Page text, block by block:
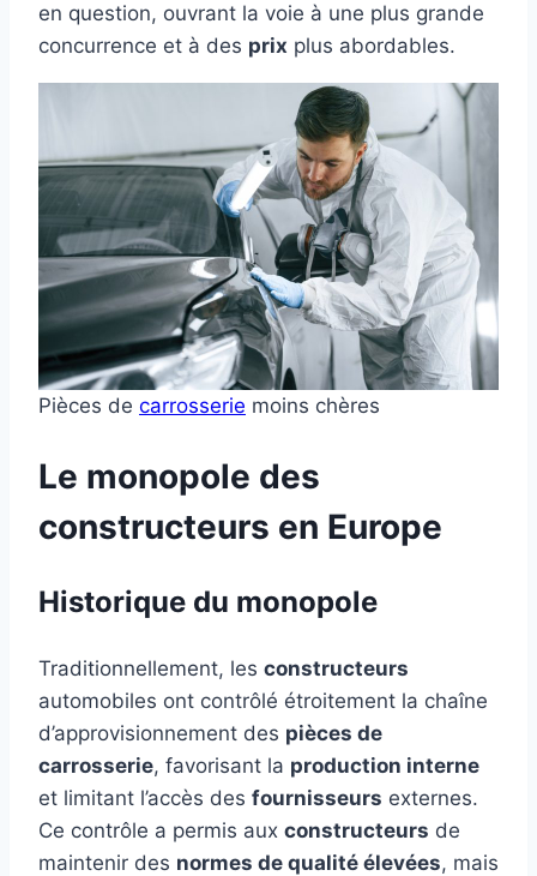
en question, ouvrant la voie à une plus grande
concurrence et à des prix plus abordables.
Pièces de carrosserie moins chères
Le monopole des
constructeurs en Europe
Historique du monopole
Traditionnellement, les constructeurs
automobiles ont contrôlé étroitement la chaîne
d’approvisionnement des pièces de
carrosserie, favorisant la production interne
et limitant l’accès des fournisseurs externes.
Ce contrôle a permis aux constructeurs de
maintenir des normes de qualité élevées, mais